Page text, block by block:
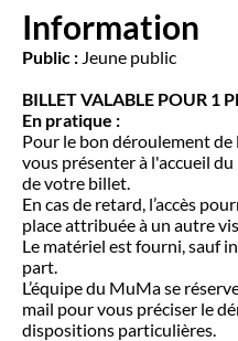
Information
Public : Jeune public
BILLET VALABLE POUR 1
En pratique :
Pour le bon déroulement
vous présenter à l'accueil
de votre billet.
En cas de retard, l’accès
place attribuée à un autre
Le matériel est fourni, sauf
part.
L’équipe du MuMa se
mail pour vous préciser le
dispositions particulières.